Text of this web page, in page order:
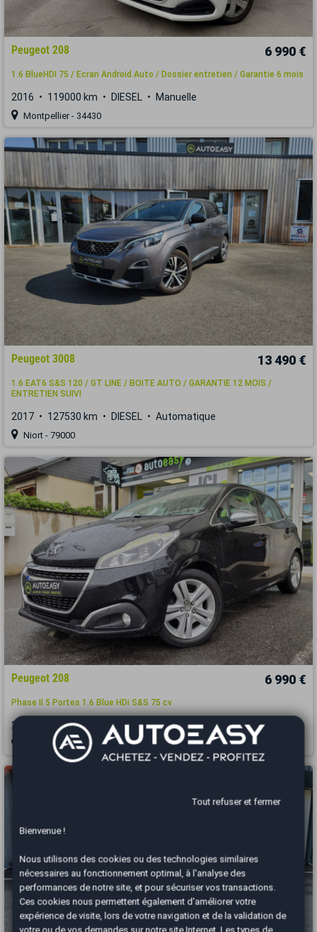
Peugeot 208 6 990 €
1.6 BlueHDI 75 / Ecran Android Auto / Dossier entretien / Garantie 6 mois
2016 119000 km DIESEL Manuelle
Montpellier - 34430
Peugeot 3008 13 490 €
1.6 EAT6 S&S 120 / GT LINE / BOITE AUTO / GARANTIE 12 MOIS /
ENTRETIEN SUIVI
2017 127530 km DIESEL Automatique
Niort - 79000
Peugeot 208 6 990 €
Phase II 5 Portes 1.6 Blue HDi S&S 75 cv
2010 144900 km DIESEL Manuelle
Sainte-Geneviève des Bois - 91700
Tout refuser et fermer
Bienvenue !
Nous utilisons des cookies ou des technologies similaires
nécessaires au fonctionnement optimal, à l'analyse des
performances de notre site, et pour sécuriser vos transactions.
Ces cookies nous permettent également d'améliorer votre
expérience de visite, lors de votre navigation et de la validation de
votre ou de vos demandes sur notre site Internet. Les types de